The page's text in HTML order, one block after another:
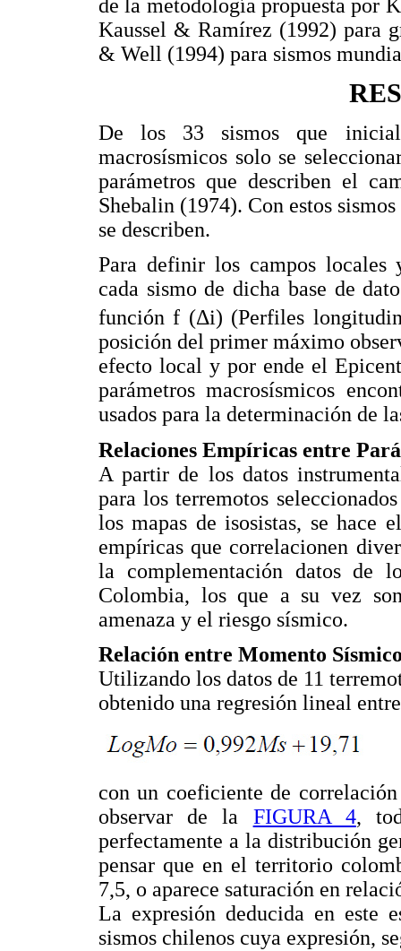
de la metodología propuesta por
Kaussel & Ramírez (1992) para
& Well (1994) para sismos
De los 33 sismos que
macrosísmicos solo se
parámetros que describen el
Shebalin (1974). Con estos
se describen.
Para definir los campos locales
cada sismo de dicha base de
función f (Δi) (Perfiles
posición del primer máximo
efecto local y por ende el
parámetros macrosísmicos
usados para la determinación de
Relaciones Empíricas entre
A partir de los datos
para los terremotos
los mapas de isosistas, se hace
empíricas que correlacionen
la complementación datos de
Colombia, los que a su vez
amenaza y el riesgo sísmico.
Relación entre Momento
Utilizando los datos de 11
obtenido una regresión lineal
con un coeficiente de
observar de la FIGURA 4,
perfectamente a la distribución
pensar que en el territorio
7,5, o aparece saturación en
La expresión deducida en este
sismos chilenos cuya expresión,